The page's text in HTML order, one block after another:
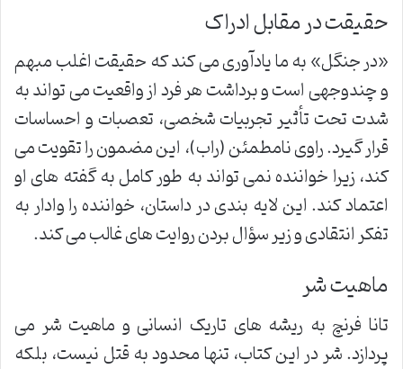
حقیقت در مقابل ادراک
«در جنگل» به ما یادآوری می کند که حقیقت اغلب مبهم
و چندوجهی است و برداشت هر فرد از واقعیت می تواند به
شدت تحت تأثیر تجربیات شخصی، تعصبات و احساسات
قرار گیرد. راوی نامطمئن (راب)، این مضمون را تقویت می
کند، زیرا خواننده نمی تواند به طور کامل به گفته های او
اعتماد کند. این لایه بندی در داستان، خواننده را وادار به
تفکر انتقادی و زیر سؤال بردن روایت های غالب می کند.
ماهیت شر
تانا فرنچ به ریشه های تاریک انسانی و ماهیت شر می
پردازد. شر در این کتاب، تنها محدود به قتل نیست، بلکه